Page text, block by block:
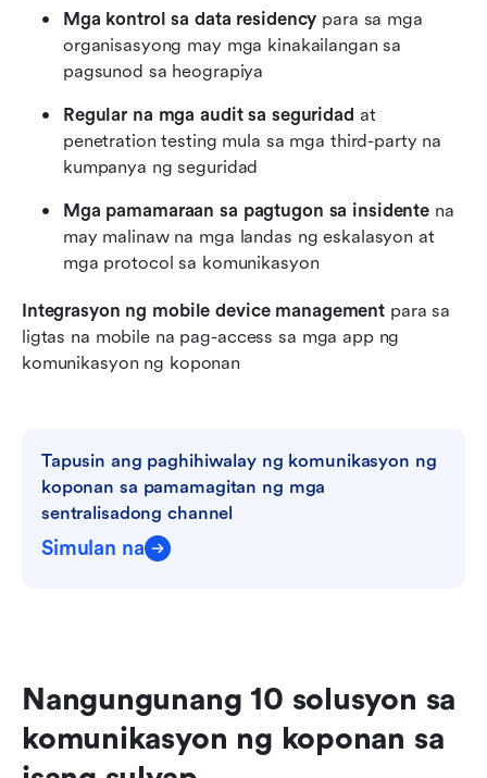
Mga kontrol sa data residency para sa mga
organisasyong may mga kinakailangan sa
pagsunod sa heograpiya
Regular na mga audit sa seguridad at
penetration testing mula sa mga third-party na
kumpanya ng seguridad
Mga pamamaraan sa pagtugon sa insidente na
may malinaw na mga landas ng eskalasyon at
mga protocol sa komunikasyon
Integrasyon ng mobile device management para sa
ligtas na mobile na pag-access sa mga app ng
komunikasyon ng koponan
Tapusin ang paghihiwalay ng komunikasyon ng
koponan sa pamamagitan ng mga
sentralisadong channel
Simulan na
Nangungunang 10 solusyon sa
komunikasyon ng koponan sa